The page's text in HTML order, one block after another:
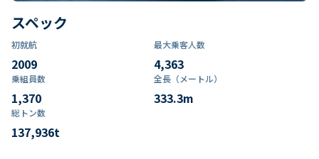
スペック
初就航
2009
最大乗客人数
4,363
乗組員数​
1,370
全長（メートル）
333.3m
総トン数​
137,936t